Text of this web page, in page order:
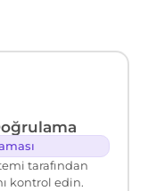
tarafından
kontrol edin.